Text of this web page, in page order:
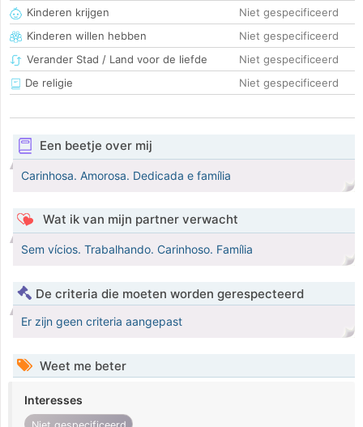
Kinderen krijgen
Niet gespecificeerd
Kinderen willen hebben
Niet gespecificeerd
Verander Stad / Land voor de liefde
Niet gespecificeerd
De religie
Niet gespecificeerd
Een beetje over mij
Carinhosa. Amorosa. Dedicada e família
Wat ik van mijn partner verwacht
Sem vícios. Trabalhando. Carinhoso. Família
De criteria die moeten worden gerespecteerd
Er zijn geen criteria aangepast
Weet me beter
Interesses